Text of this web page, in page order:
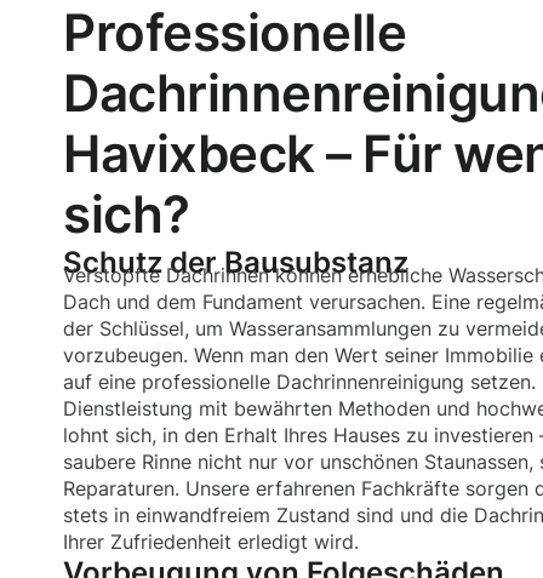
Professionelle
Havixbeck – Für
sich?
Schutz der Bausubstanz
Verstopfte Dachrinnen können erhebliche
Dach und dem Fundament verursachen. Eine
der Schlüssel, um Wasseransammlungen zu
vorzubeugen. Wenn man den Wert seiner
auf eine professionelle Dachrinnenreinigung
Dienstleistung mit bewährten Methoden und
lohnt sich, in den Erhalt Ihres Hauses zu
saubere Rinne nicht nur vor unschönen
Reparaturen. Unsere erfahrenen Fachkräfte sorgen
stets in einwandfreiem Zustand sind und die
Ihrer Zufriedenheit erledigt wird.